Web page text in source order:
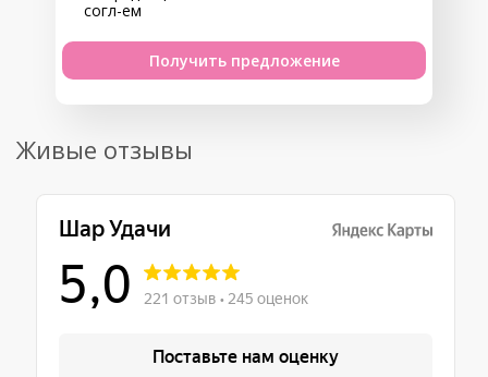
согл-ем
Получить предложение
Живые отзывы